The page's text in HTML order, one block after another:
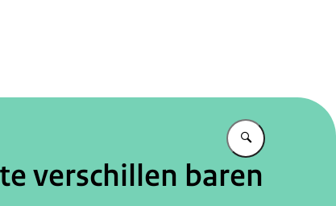
Vul in wat u
verschillen baren